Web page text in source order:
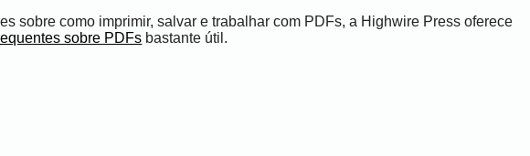
sobre como imprimir, salvar e trabalhar com PDFs, a Highwire Press oferece
sobre PDFs bastante útil.